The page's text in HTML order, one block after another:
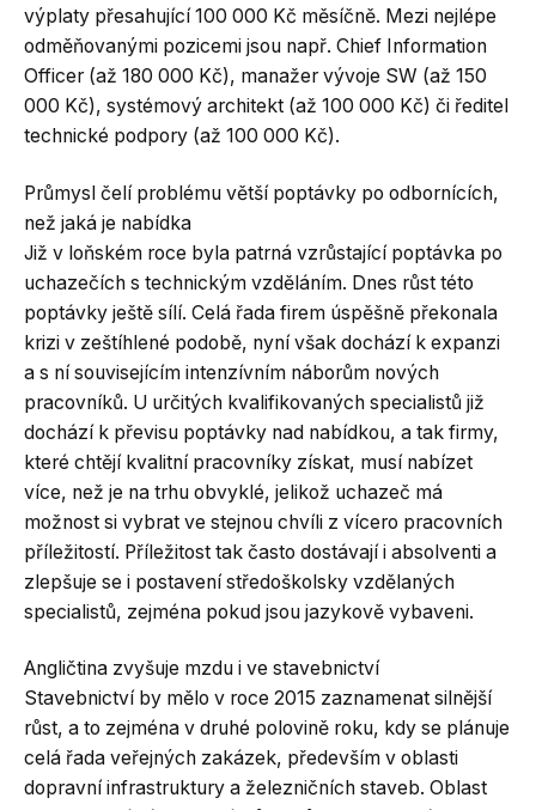
výplaty přesahující 100 000 Kč měsíčně. Mezi nejlépe
odměňovanými pozicemi jsou např. Chief Information
Officer (až 180 000 Kč), manažer vývoje SW (až 150
000 Kč), systémový architekt (až 100 000 Kč) či ředitel
technické podpory (až 100 000 Kč).
Průmysl čelí problému větší poptávky po odbornících,
než jaká je nabídka
Již v loňském roce byla patrná vzrůstající poptávka po
uchazečích s technickým vzděláním. Dnes růst této
poptávky ještě sílí. Celá řada firem úspěšně překonala
krizi v zeštíhlené podobě, nyní však dochází k expanzi
a s ní souvisejícím intenzívním náborům nových
pracovníků. U určitých kvalifikovaných specialistů již
dochází k převisu poptávky nad nabídkou, a tak firmy,
které chtějí kvalitní pracovníky získat, musí nabízet
více, než je na trhu obvyklé, jelikož uchazeč má
možnost si vybrat ve stejnou chvíli z vícero pracovních
příležitostí. Příležitost tak často dostávají i absolventi a
zlepšuje se i postavení středoškolsky vzdělaných
specialistů, zejména pokud jsou jazykově vybaveni.
Angličtina zvyšuje mzdu i ve stavebnictví
Stavebnictví by mělo v roce 2015 zaznamenat silnější
růst, a to zejména v druhé polovině roku, kdy se plánuje
celá řada veřejných zakázek, především v oblasti
dopravní infrastruktury a železničních staveb. Oblast